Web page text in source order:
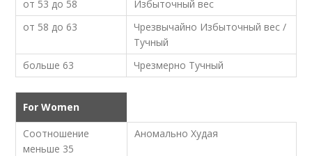
от 53 до 58
Избыточный вес
от 58 до 63
Чрезвычайно Избыточный вес /
Тучный
больше 63
Чрезмерно Тучный
For Women
Соотношение
меньше 35
Аномально Худая